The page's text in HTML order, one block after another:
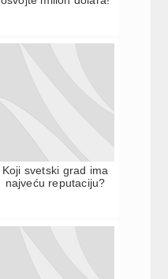
Koji svetski grad ima
najveću reputaciju?